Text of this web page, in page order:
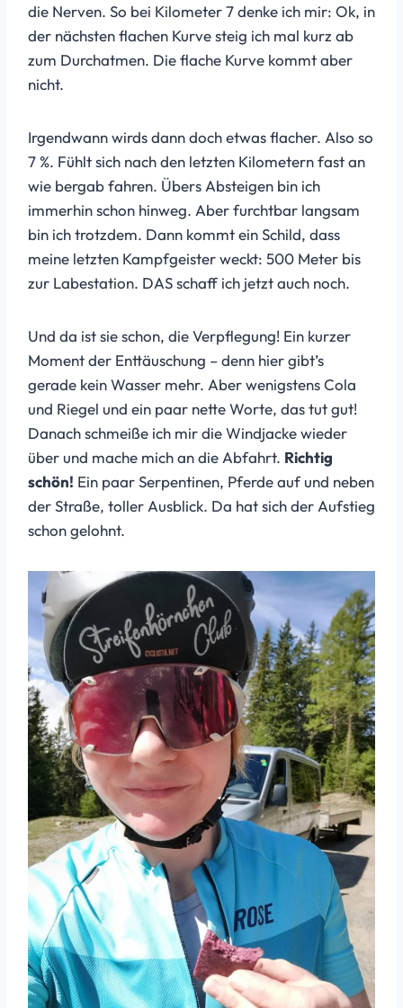
die Nerven. So bei Kilometer 7 denke ich mir: Ok, in
der nächsten flachen Kurve steig ich mal kurz ab
zum Durchatmen. Die flache Kurve kommt aber
nicht.
Irgendwann wirds dann doch etwas flacher. Also so
7 %. Fühlt sich nach den letzten Kilometern fast an
wie bergab fahren. Übers Absteigen bin ich
immerhin schon hinweg. Aber furchtbar langsam
bin ich trotzdem. Dann kommt ein Schild, dass
meine letzten Kampfgeister weckt: 500 Meter bis
zur Labestation. DAS schaff ich jetzt auch noch.
Und da ist sie schon, die Verpflegung! Ein kurzer
Moment der Enttäuschung – denn hier gibt’s
gerade kein Wasser mehr. Aber wenigstens Cola
und Riegel und ein paar nette Worte, das tut gut!
Danach schmeiße ich mir die Windjacke wieder
über und mache mich an die Abfahrt. Richtig
schön! Ein paar Serpentinen, Pferde auf und neben
der Straße, toller Ausblick. Da hat sich der Aufstieg
schon gelohnt.